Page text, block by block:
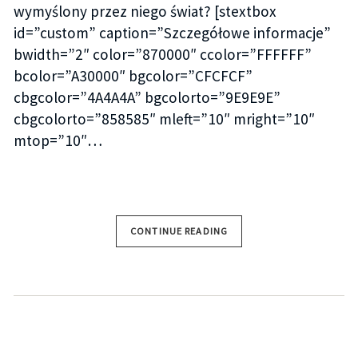
wymyślony przez niego świat? [stextbox
id=”custom” caption=”Szczegółowe informacje”
bwidth=”2″ color=”870000″ ccolor=”FFFFFF”
bcolor=”A30000″ bgcolor=”CFCFCF”
cbgcolor=”4A4A4A” bgcolorto=”9E9E9E”
cbgcolorto=”858585″ mleft=”10″ mright=”10″
mtop=”10″…
CONTINUE READING